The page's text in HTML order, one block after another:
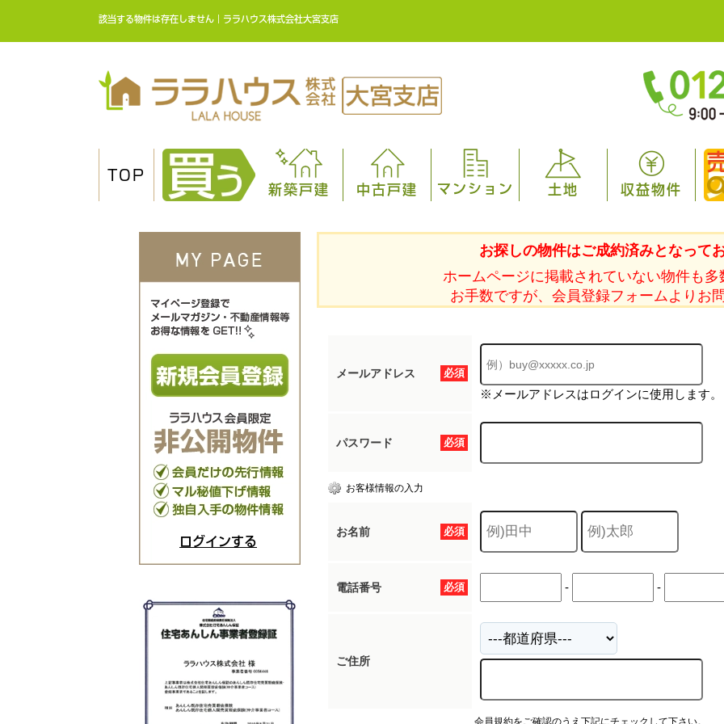
該当する物件は存在しません｜ララハウス株式会社大宮支店
TOP
新築戸建 中古戸建 マンション 土地 収益物件
お探しの物件はご成約済みとなってお
ホームページに掲載されていない物件も多
お手数ですが、会員登録フォームよりお
必須
メールアドレス
※メールアドレスはログインに使用します。
必須
パスワード
お客様情報の入力
必須
お名前
必須
電話番号 - -
ご住所
会員規約をご確認のうえ下記にチェックして下さい。
ログインする